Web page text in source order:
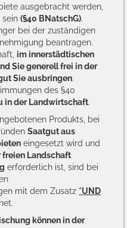
ausgebracht werden,
sein (§40 BNatschG).
bei der zuständigen
beantragen.
im innerstädtischen
Sie generell frei in der
Sie ausbringen.
des §40
in der Landwirtschaft.
Produkts, bei
Saatgut aus
eingesetzt wird und
Landschaft
erforderlich ist, sind bei
mit dem Zusatz *UND
können in der